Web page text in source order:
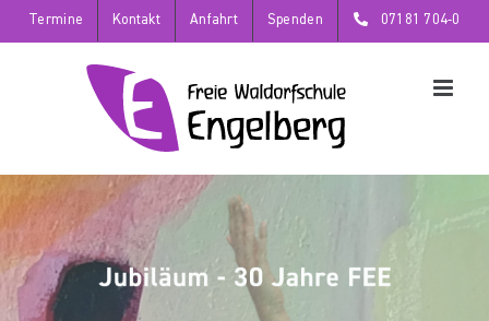
Zum
Inhalt
Termine Kontakt Anfahrt Spenden 07181 704-0